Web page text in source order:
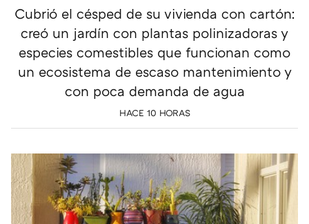
Cubrió el césped de su vivienda con cartón:
creó un jardín con plantas polinizadoras y
especies comestibles que funcionan como
un ecosistema de escaso mantenimiento y
con poca demanda de agua
HACE 10 HORAS